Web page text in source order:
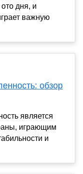
дня, и
важную
обзор
является
играющим
и